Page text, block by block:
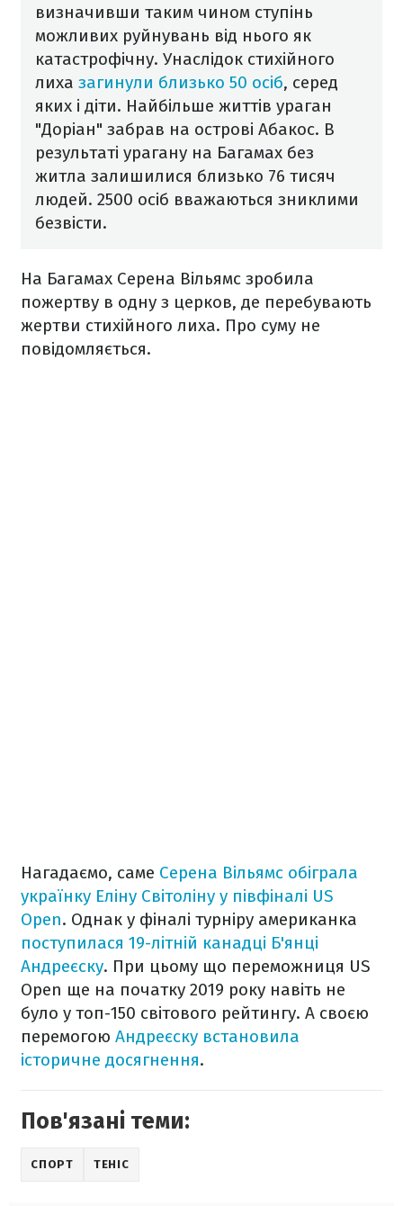
визначивши таким чином ступінь
можливих руйнувань від нього як
катастрофічну. Унаслідок стихійного
лиха загинули близько 50 осіб, серед
яких і діти. Найбільше життів ураган
"Доріан" забрав на острові Абакос. В
результаті урагану на Багамах без
житла залишилися близько 76 тисяч
людей. 2500 осіб вважаються зниклими
безвісти.
На Багамах Серена Вільямс зробила
пожертву в одну з церков, де перебувають
жертви стихійного лиха. Про суму не
повідомляється.
Нагадаємо, саме Серена Вільямс обіграла
українку Еліну Світоліну у півфіналі US
Open. Однак у фіналі турніру американка
поступилася 19-літній канадці Б'янці
Андреєску. При цьому що переможниця US
Open ще на початку 2019 року навіть не
було у топ-150 світового рейтингу. А своєю
перемогою Андреєску встановила
історичне досягнення.
Пов'язані теми:
СПОРТ ТЕНІС